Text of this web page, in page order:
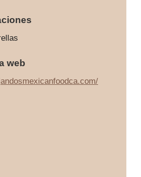
web